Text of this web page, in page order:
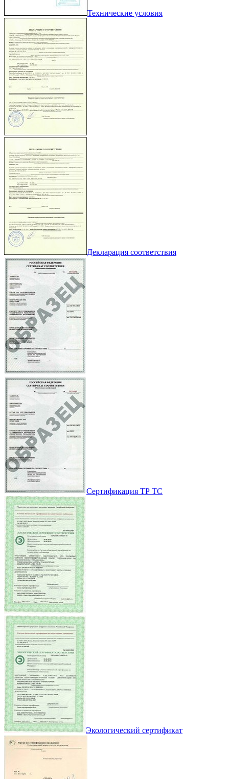
Технические условия
Декларация соответствия
Сертификация ТР ТС
Экологический сертификат